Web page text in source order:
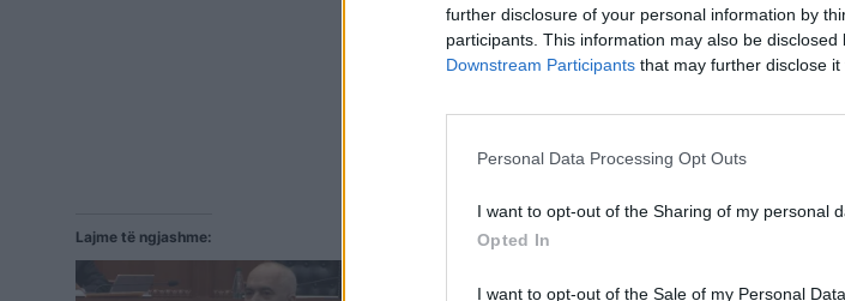
further disclosure of your personal information by
participants. This information may also be
Downstream Participants that may further disclose it
Personal Data Processing Opt Outs
I want to opt-out of the Sharing of my personal
Opted In
I want to opt-out of the Sale of my Personal Data.
Lajme të ngjashme: